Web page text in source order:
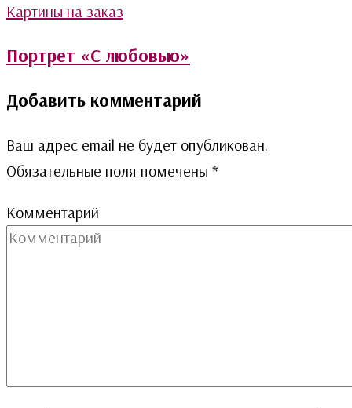
Картины на заказ
Портрет «С любовью»
Добавить комментарий
Ваш адрес email не будет опубликован.
Обязательные поля помечены *
Комментарий